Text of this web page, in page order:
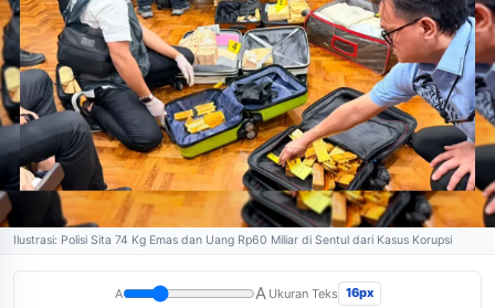
Ilustrasi: Polisi Sita 74 Kg Emas dan Uang Rp60 Miliar di Sentul dari Kasus Korupsi
A A Ukuran Teks 16px